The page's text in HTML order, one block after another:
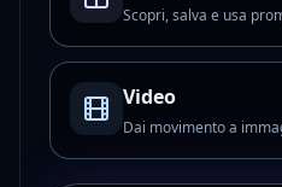
Scopri, salva e usa
Video
Dai movimento a